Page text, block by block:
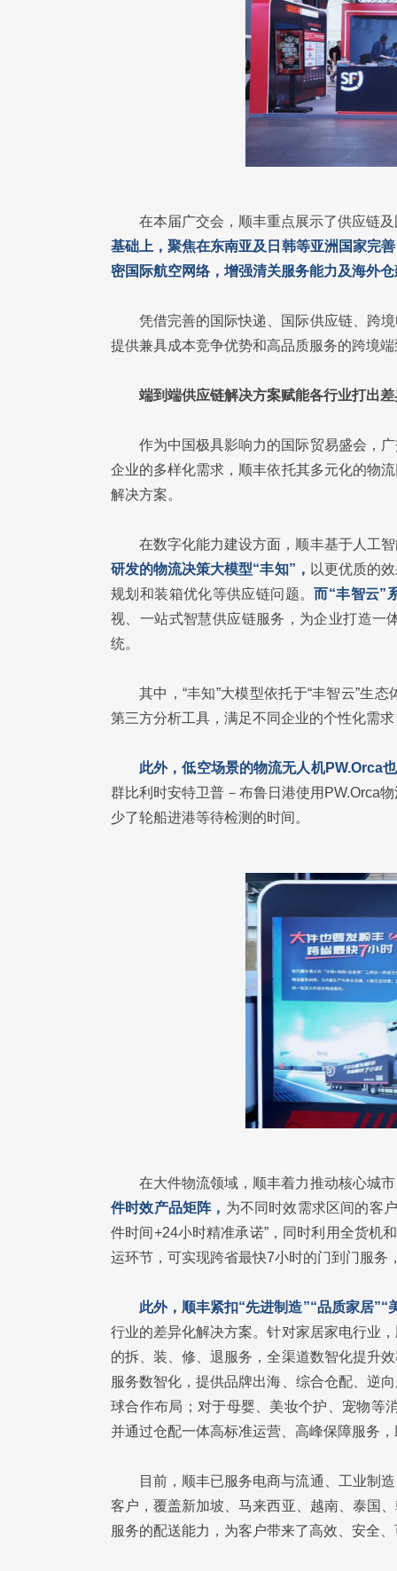
在本届广交会，顺丰重点展示了供应链
基础上，聚焦在东南亚及日韩等亚洲国家完
密国际航空网络，增强清关服务能力及海外
凭借完善的国际快递、国际供应链、跨
提供兼具成本竞争优势和高品质服务的跨境
端到端供应链解决方案赋能各行业打出
作为中国极具影响力的国际贸易盛会，
企业的多样化需求，顺丰依托其多元化的物
解决方案。
在数字化能力建设方面，顺丰基于人工
研发的物流决策大模型“丰知”， 以更优质的
规划和装箱优化等供应链问题。而“丰智云”
视、一站式智慧供应链服务，为企业打造一
统。
其中，“丰知”大模型依托于“丰智云”生
第三方分析工具，满足不同企业的个性化需
此外，低空场景的物流无人机PW.Orca
群比利时安特卫普－布鲁日港使用PW.Orca
少了轮船进港等待检测的时间。
在大件物流领域，顺丰着力推动核心城
件时效产品矩阵， 为不同时效需求区间的客
件时间+24小时精准承诺”，同时利用全货机
运环节，可实现跨省最快7小时的门到门服务
此外，顺丰紧扣“先进制造”“品质家居”“
行业的差异化解决方案。针对家居家电行业
的拆、装、修、退服务，全渠道数智化提升
服务数智化，提供品牌出海、综合仓配、逆
球合作布局；对于母婴、美妆个护、宠物等
并通过仓配一体高标准运营、高峰保障服务
目前，顺丰已服务电商与流通、工业制
客户，覆盖新加坡、马来西亚、越南、泰国
服务的配送能力，为客户带来了高效、安全